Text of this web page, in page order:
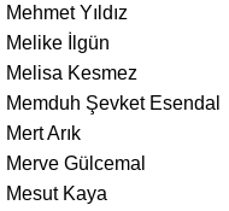
Mehmet Yıldız
Melike İlgün
Melisa Kesmez
Memduh Şevket Esendal
Mert Arık
Merve Gülcemal
Mesut Kaya